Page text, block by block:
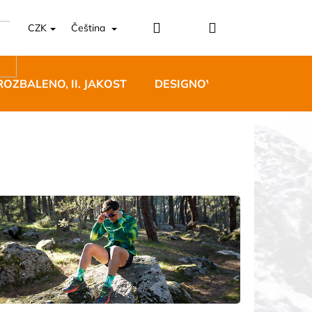
CZK Čeština PřihlášeníNákupní
II. JAKOST DESIGNOVÝ NÁBYTEK
BĚŽECKÉ TRAILOVÉ